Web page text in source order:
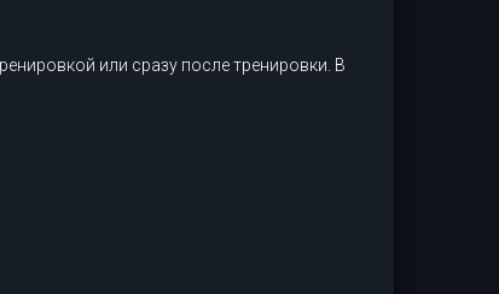
или сразу после тренировки. В